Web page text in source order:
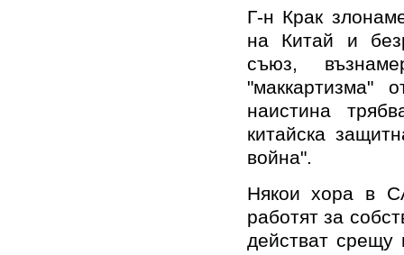
Г-н Крак
на Китай и
съюз,
"маккартизма"
наистина
китайска
война".
Някои хора в
работят за
действат срещу